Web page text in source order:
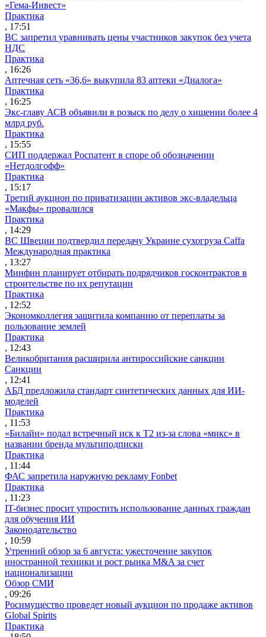
«Гема-Инвест»
Практика
, 17:51
ВС запретил уравнивать цены участников закупок без учета
НДС
Практика
, 16:26
Аптечная сеть «36,6» выкупила 83 аптеки «Диалога»
Практика
, 16:25
Экс-главу АСВ объявили в розыск по делу о хищении более 4
млрд руб.
Практика
, 15:55
СИП поддержал Роспатент в споре об обозначении
«Нетдолгофф»
Практика
, 15:17
Третий аукцион по приватизации активов экс-владельца
«Макфы» провалился
Практика
, 14:29
ВС Швеции подтвердил передачу Украине сухогруза Caffa
Международная практика
, 13:27
Минфин планирует отбирать подрядчиков госконтрактов в
строительстве по их репутации
Практика
, 12:52
Экономколлегия защитила компанию от переплаты за
пользование землей
Практика
, 12:43
Великобритания расширила антироссийские санкции
Санкции
, 12:41
АБД предложила стандарт синтетических данных для ИИ-
моделей
Практика
, 11:53
«Билайн» подал встречный иск к Т2 из-за слова «микс» в
названии бренда мультиподписки
Практика
, 11:44
ФАС запретила наружную рекламу Fonbet
Практика
, 11:23
IT-бизнес просит упростить использование данных граждан
для обучения ИИ
Законодательство
, 10:59
Утренний обзор за 6 августа: ужесточение закупок
иностранной техники и рост рынка M&A за счет
национализации
Обзор СМИ
, 09:26
Росимущество проведет новый аукцион по продаже активов
Global Spirits
Практика